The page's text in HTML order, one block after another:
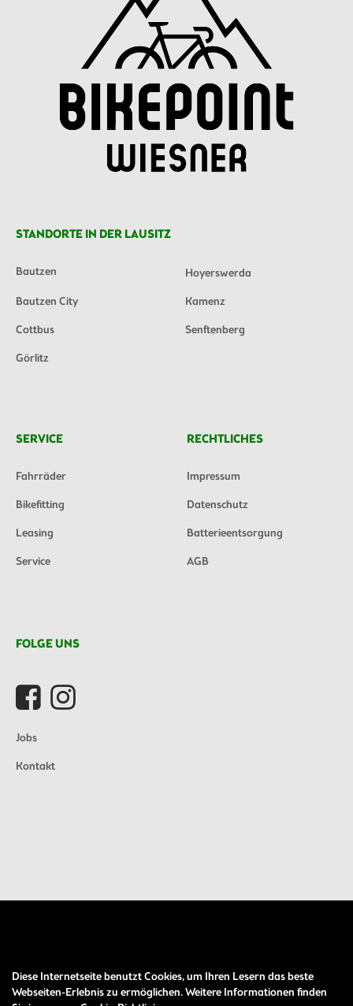
STANDORTE IN DER LAUSITZ
Bautzen
Hoyerswerda
Bautzen City
Kamenz
Cottbus
Senftenberg
Görlitz
SERVICE
Fahrräder
Bikefitting
Leasing
Service
RECHTLICHES
Impressum
Datenschutz
Batterieentsorgung
AGB
FOLGE UNS
Jobs
Kontakt
Diese Internetseite benutzt Cookies, um Ihren Lesern das beste
Webseiten-Erlebnis zu ermöglichen. Weitere Informationen finden
Auftrag widerrufen